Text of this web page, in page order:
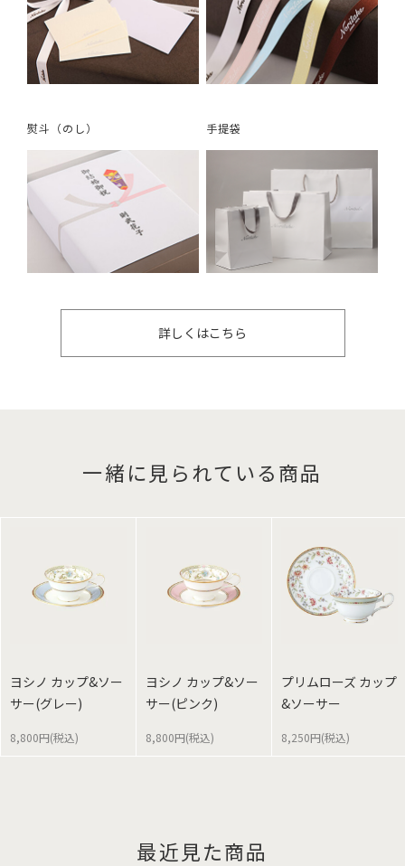
熨斗（のし） 手提袋
詳しくはこちら
一緒に見られている商品
ヨシノ カップ&ソー
サー(グレー)
8,800円(税込)
ヨシノ カップ&ソー
サー(ピンク)
8,800円(税込)
プリムローズ カップ
&ソーサー
8,250円(税込)
最近見た商品